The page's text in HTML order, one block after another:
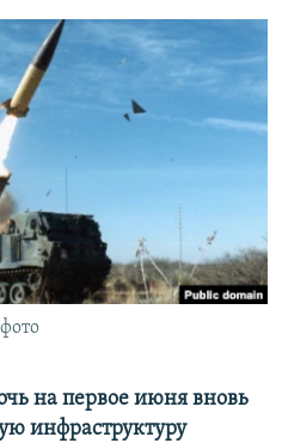
на первое июня вновь
инфраструктуру